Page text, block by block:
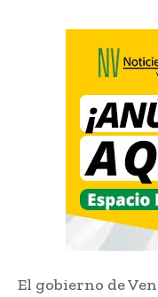
El gobierno de